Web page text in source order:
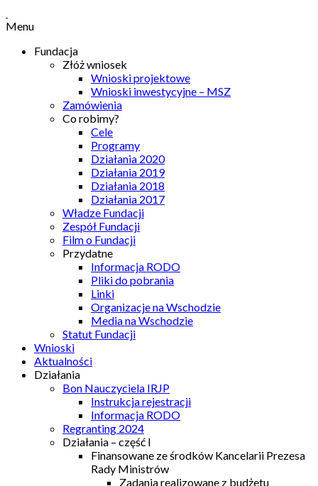
Menu
Fundacja
Złóż wniosek
Wnioski projektowe
Wnioski inwestycyjne – MSZ
Zamówienia
Co robimy?
Cele
Programy
Działania 2020
Działania 2019
Działania 2018
Działania 2017
Władze Fundacji
Zespół Fundacji
Film o Fundacji
Przydatne
Informacja RODO
Pliki do pobrania
Linki
Organizacje na Wschodzie
Media na Wschodzie
Statut Fundacji
Wnioski
Aktualności
Działania
Bon Nauczyciela IRJP
Instrukcja rejestracji
Informacja RODO
Regranting 2024
Działania – część I
Finansowane ze środków Kancelarii Prezesa
Rady Ministrów
Zadania realizowane z budżetu